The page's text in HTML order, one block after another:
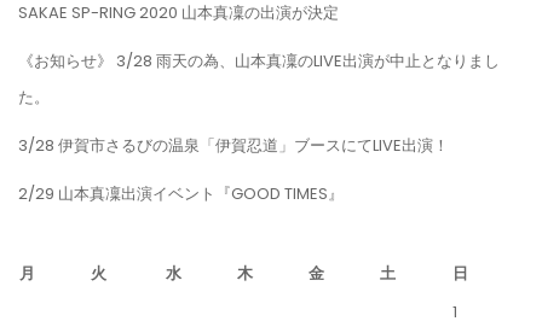
SAKAE SP-RING 2020 山本真凜の出演が決定
《お知らせ》 3/28 雨天の為、山本真凜のLIVE出演が中止となりまし
た。
3/28 伊賀市さるびの温泉「伊賀忍道」ブースにてLIVE出演！
2/29 山本真凜出演イベント『GOOD TIMES』
月 火 水 木 金 土 日
1